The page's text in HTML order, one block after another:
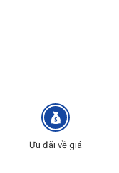
Ưu đãi về giá